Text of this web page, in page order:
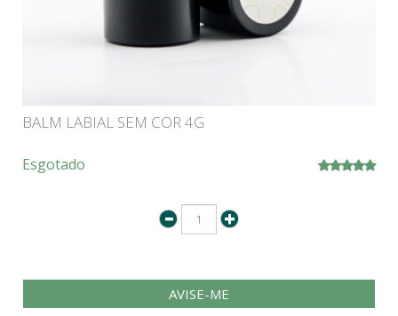
BALM LABIAL SEM COR 4G
Esgotado
AVISE-ME